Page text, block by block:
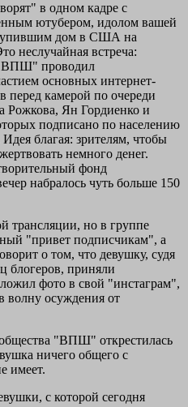
в одном кадре с
ютубером, идолом вашей
дом в США на
неслучайная встреча:
"ВПШ" проводил
основных интернет-
перед камерой по очереди
Рожкова, Ян Гордиенко и
подписано по населению
благая: зрителям, чтобы
немного денег.
фонд
набралось чуть больше 150
трансляции, но в группе
"привет подписчикам", а
о том, что девушку, судя
блогеров, приняли
фото в свой "инстаграм",
волну осуждения от
"ВПШ" открестилась
ничего общего с
имеет.
с которой сегодня